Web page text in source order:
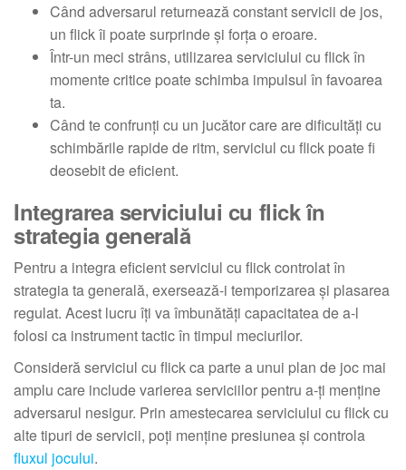
Când adversarul returnează constant servicii de jos,
un flick îi poate surprinde și forța o eroare.
Într-un meci strâns, utilizarea serviciului cu flick în
momente critice poate schimba impulsul în favoarea
ta.
Când te confrunți cu un jucător care are dificultăți cu
schimbările rapide de ritm, serviciul cu flick poate fi
deosebit de eficient.
Integrarea serviciului cu flick în
strategia generală
Pentru a integra eficient serviciul cu flick controlat în
strategia ta generală, exersează-i temporizarea și plasarea
regulat. Acest lucru îți va îmbunătăți capacitatea de a-l
folosi ca instrument tactic în timpul meciurilor.
Consideră serviciul cu flick ca parte a unui plan de joc mai
amplu care include varierea serviciilor pentru a-ți menține
adversarul nesigur. Prin amestecarea serviciului cu flick cu
alte tipuri de servicii, poți menține presiunea și controla
fluxul jocului.